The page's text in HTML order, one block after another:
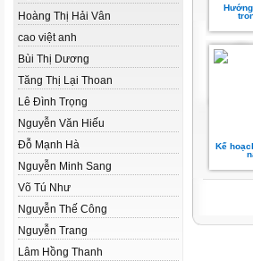
Hoàng Thị Hải Vân
cao việt anh
Bùi Thị Dương
Tăng Thị Lại Thoan
Lê Đình Trọng
Nguyễn Văn Hiếu
Đỗ Mạnh Hà
Nguyễn Minh Sang
Võ Tú Như
Nguyễn Thế Công
Nguyễn Trang
Lâm Hồng Thanh
Kế